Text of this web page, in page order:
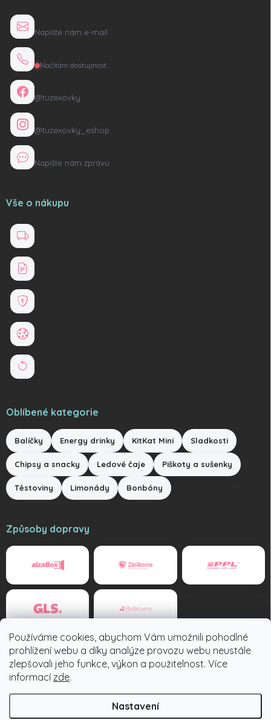
Používáme cookies, abychom Vám umožnili pohodlné
prohlížení webu a díky analýze provozu webu neustále
zlepšovali jeho funkce, výkon a použitelnost. Více
informací zde.
Nastavení
Napište nám e-mail
Načítám dostupnost…
@tuzexovky
@tuzexovky_eshop
Napište nám zprávu
Vše o nákupu
Oblíbené kategorie
Balíčky Energy drinky KitKat Mini Sladkosti
Chipsy a snacky Ledové čaje Piškoty a sušenky
Těstoviny Limonády Bonbóny
Způsoby dopravy
Způsoby platby